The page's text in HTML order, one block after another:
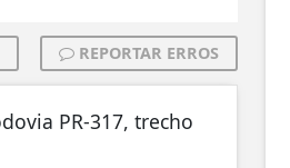
REPORTAR ERROS
PR-317, trecho